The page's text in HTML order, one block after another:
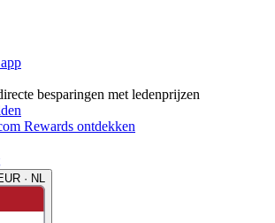
besparingen met ledenprijzen
Rewards ontdekken
· NL